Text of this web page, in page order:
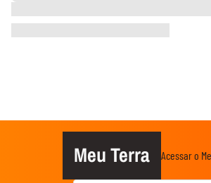
Meu Terra Acessar o